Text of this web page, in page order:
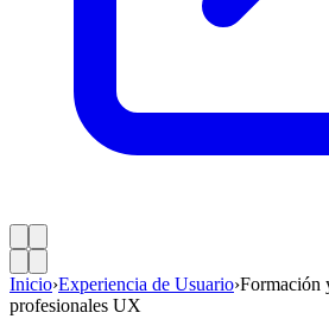
Inicio›Experiencia de Usuario›Formación
profesionales UX